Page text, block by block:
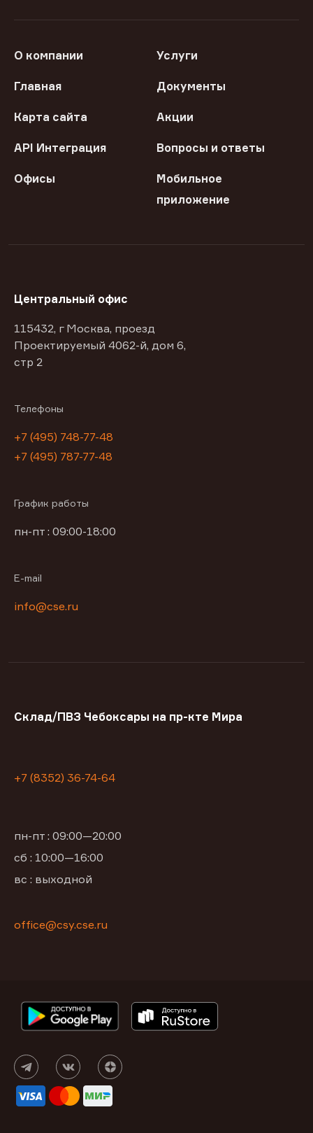
О компании Услуги
Главная Документы
Карта сайта Акции
API Интеграция Вопросы и ответы
Офисы
Мобильное
приложение
Центральный офис
115432, г Москва, проезд
Проектируемый 4062-й, дом 6,
стр 2
Телефоны
+7 (495) 748-77-48
+7 (495) 787-77-48
График работы
пн-пт : 09:00-18:00
E-mail
info@cse.ru
Склад/ПВЗ Чебоксары на пр-кте Мира
+7 (8352) 36-74-64
пн-пт : 09:00—20:00
сб : 10:00—16:00
вс : выходной
office@csy.cse.ru